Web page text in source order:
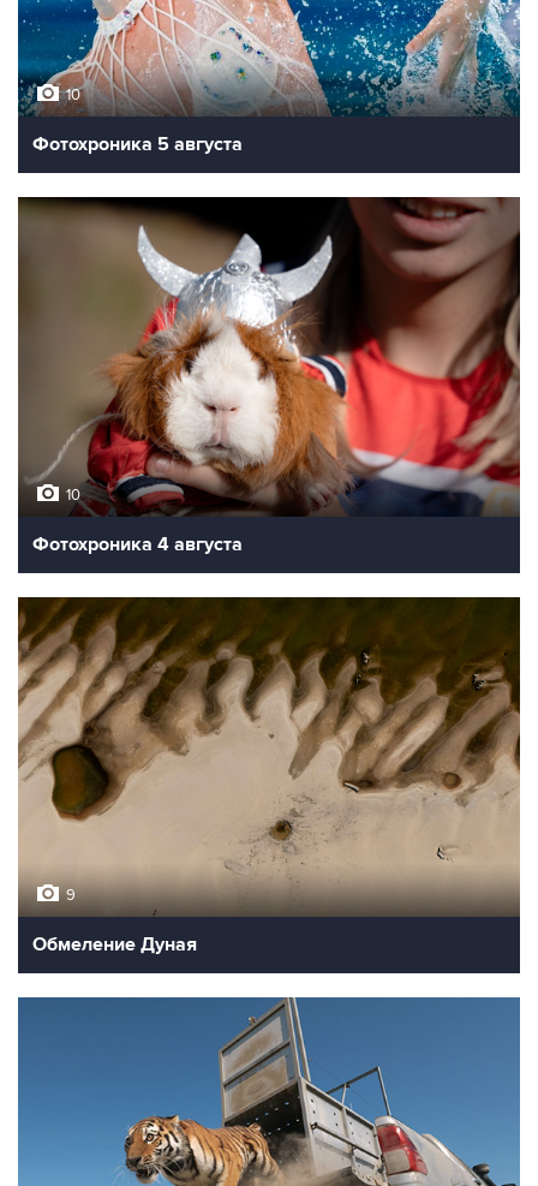
10
Фотохроника 5 августа
10
Фотохроника 4 августа
9
Обмеление Дуная